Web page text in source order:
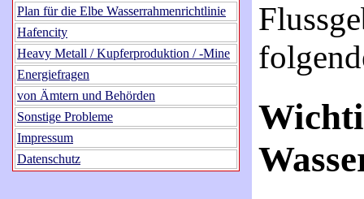
Plan für die Elbe Wasserrahmenrichtlinie
Hafencity
Heavy Metall / Kupferproduktion / -Mine
Energiefragen
von Ämtern und Behörden
Sonstige Probleme
Impressum
Datenschutz